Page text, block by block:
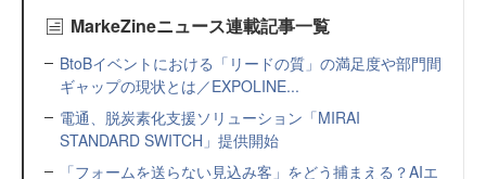
MarkeZineニュース連載記事一覧
BtoBイベントにおける「リードの質」の満足度や部門間
ギャップの現状とは／EXPOLINE...
電通、脱炭素化支援ソリューション「MIRAI
STANDARD SWITCH」提供開始
「フォームを送らない見込み客」をどう捕まえる？AIエ